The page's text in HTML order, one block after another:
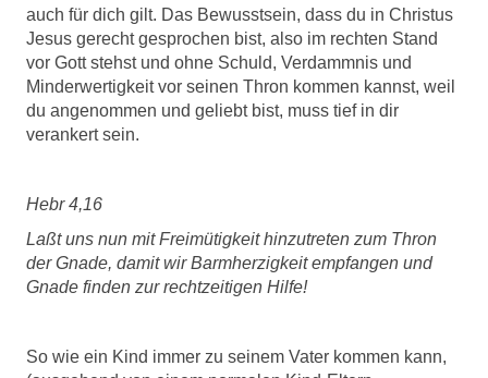
auch für dich gilt. Das Bewusstsein, dass du in Christus
Jesus gerecht gesprochen bist, also im rechten Stand
vor Gott stehst und ohne Schuld, Verdammnis und
Minderwertigkeit vor seinen Thron kommen kannst, weil
du angenommen und geliebt bist, muss tief in dir
verankert sein.
Hebr 4,16
Laßt uns nun mit Freimütigkeit hinzutreten zum Thron
der Gnade, damit wir Barmherzigkeit empfangen und
Gnade finden zur rechtzeitigen Hilfe!
So wie ein Kind immer zu seinem Vater kommen kann,